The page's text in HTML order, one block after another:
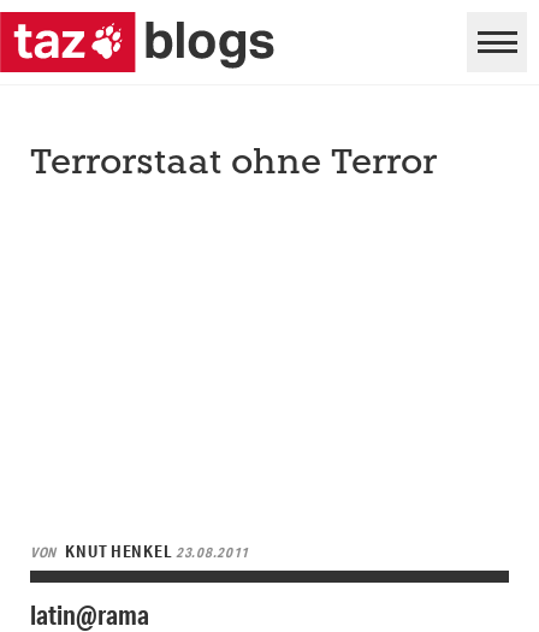
Terrorstaat ohne Terror
VON KNUT HENKEL23.08.2011
latin@rama